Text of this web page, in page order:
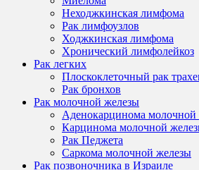
Неходжкинская лимфома
Рак лимфоузлов
Ходжкинская лимфома
Хронический лимфолейкоз
Рак легких
Плоскоклеточный рак
Рак бронхов
Рак молочной железы
Аденокарцинома молочной
Карцинома молочной
Рак Педжета
Саркома молочной железы
Рак позвоночника в Израиле